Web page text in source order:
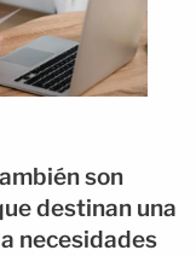
son
destinan una
necesidades